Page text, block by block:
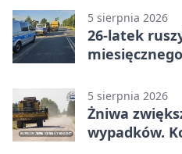
5 sierpnia 2026
26-latek
5 sierpnia 2026
Żniwa
wypadków.